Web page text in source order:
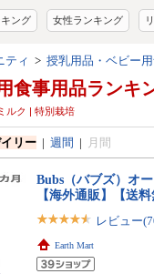
ング 女性ランキング
ティ > 授乳用品・ベビー
食事用品ランキ
ルク | 特別栽培
リー| 週間 | 月間
Bubs（バブズ）オ
【海外通販】【送料
レビュー
Earth Mart